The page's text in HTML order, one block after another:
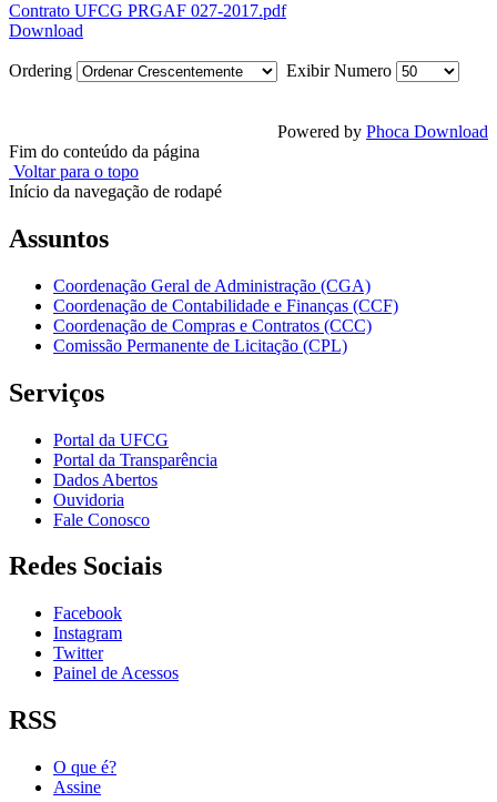
Contrato UFCG PRGAF 027-2017.pdf
Download
Ordering Exibir Numero
Powered by Phoca Download
Fim do conteúdo da página
Voltar para o topo
Início da navegação de rodapé
Assuntos
Coordenação Geral de Administração (CGA)
Coordenação de Contabilidade e Finanças (CCF)
Coordenação de Compras e Contratos (CCC)
Comissão Permanente de Licitação (CPL)
Serviços
Portal da UFCG
Portal da Transparência
Dados Abertos
Ouvidoria
Fale Conosco
Redes Sociais
Facebook
Instagram
Twitter
Painel de Acessos
RSS
O que é?
Assine